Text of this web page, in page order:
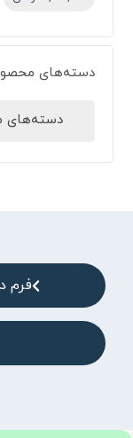
دسته‌های
دسته‌های
فرم